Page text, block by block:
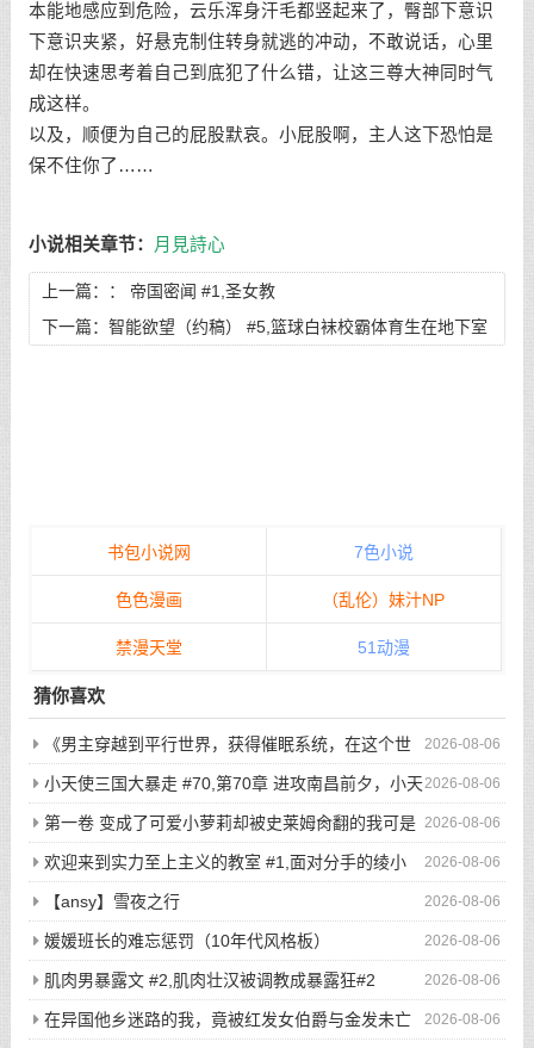
本能地感应到危险，云乐浑身汗毛都竖起来了，臀部下意识
下意识夹紧，好悬克制住转身就逃的冲动，不敢说话，心里
却在快速思考着自己到底犯了什么错，让这三尊大神同时气
成这样。
以及，顺便为自己的屁股默哀。小屁股啊，主人这下恐怕是
保不住你了……
小说相关章节： 月見詩心
上一篇：： 帝国密闻 #1,圣女教
下一篇： 智能欲望（约稿） #5,篮球白袜校霸体育生在地下室
书包小说网 7色小说
色色漫画 （乱伦）妹汁NP
禁漫天堂 51动漫
猜你喜欢
2026-08-06
《男主穿越到平行世界，获得催眠系统，在这个世
界当中，所有人都听从小天的安排...》/哪怕男主在街上闲逛，
选好目标后，直接敲门，开始玩弄户主的老婆与女儿...
2026-08-06
小天使三国大暴走 #70,第70章 进攻南昌前夕，小天
使二次元写真集显魅力
2026-08-06
第一卷 变成了可爱小萝莉却被史莱姆肏翻的我可是
看了亿万本小黄书的老司机啊！ #7,渴望被肏翻的我居然只是个
小萝莉
2026-08-06
欢迎来到实力至上主义的教室 #1,面对分手的绫小
路，轻井泽的最后请求是
2026-08-06
【ansy】雪夜之行
2026-08-06
媛媛班长的难忘惩罚（10年代风格板）
2026-08-06
肌肉男暴露文 #2,肌肉壮汉被调教成暴露狂#2
2026-08-06
在异国他乡迷路的我，竟被红发女伯爵与金发未亡